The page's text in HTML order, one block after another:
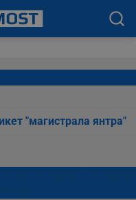
"магистрала янтра"